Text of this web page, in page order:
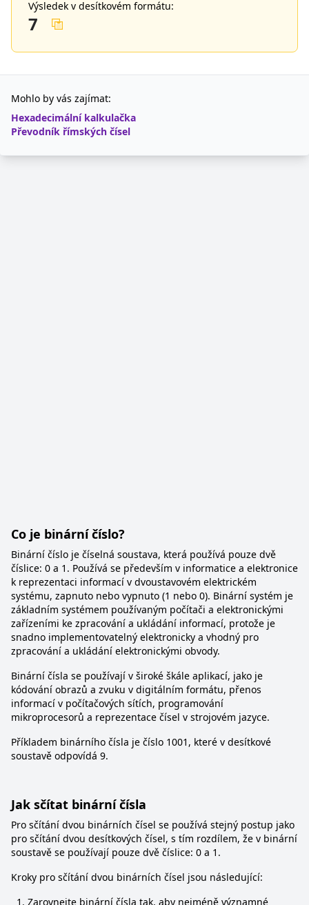
Výsledek v desítkovém formátu:
7
Mohlo by vás zajímat:
Hexadecimální kalkulačka
Převodník římských čísel
Co je binární číslo?
Binární číslo je číselná soustava, která používá pouze dvě
číslice: 0 a 1. Používá se především v informatice a elektronice
k reprezentaci informací v dvoustavovém elektrickém
systému, zapnuto nebo vypnuto (1 nebo 0). Binární systém je
základním systémem používaným počítači a elektronickými
zařízeními ke zpracování a ukládání informací, protože je
snadno implementovatelný elektronicky a vhodný pro
zpracování a ukládání elektronickými obvody.
Binární čísla se používají v široké škále aplikací, jako je
kódování obrazů a zvuku v digitálním formátu, přenos
informací v počítačových sítích, programování
mikroprocesorů a reprezentace čísel v strojovém jazyce.
Příkladem binárního čísla je číslo 1001, které v desítkové
soustavě odpovídá 9.
Jak sčítat binární čísla
Pro sčítání dvou binárních čísel se používá stejný postup jako
pro sčítání dvou desítkových čísel, s tím rozdílem, že v binární
soustavě se používají pouze dvě číslice: 0 a 1.
Kroky pro sčítání dvou binárních čísel jsou následující:
Zarovnejte binární čísla tak, aby nejméně významné